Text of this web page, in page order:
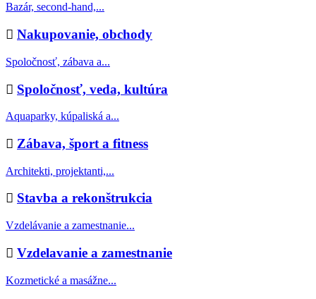
Bazár, second-hand,...
Nakupovanie, obchody
Spoločnosť, zábava a...
Spoločnosť, veda, kultúra
Aquaparky, kúpaliská a...
Zábava, šport a fitness
Architekti, projektanti,...
Stavba a rekonštrukcia
Vzdelávanie a zamestnanie...
Vzdelavanie a zamestnanie
Kozmetické a masážne...